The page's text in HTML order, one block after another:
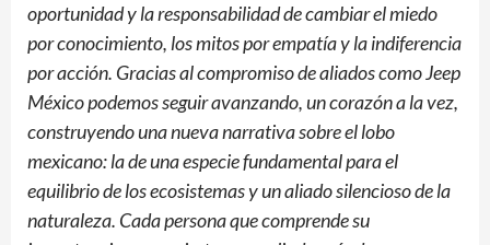
oportunidad y la responsabilidad de cambiar el miedo
por conocimiento, los mitos por empatía y la indiferencia
por acción. Gracias al compromiso de aliados como Jeep
México podemos seguir avanzando, un corazón a la vez,
construyendo una nueva narrativa sobre el lobo
mexicano: la de una especie fundamental para el
equilibrio de los ecosistemas y un aliado silencioso de la
naturaleza. Cada persona que comprende su